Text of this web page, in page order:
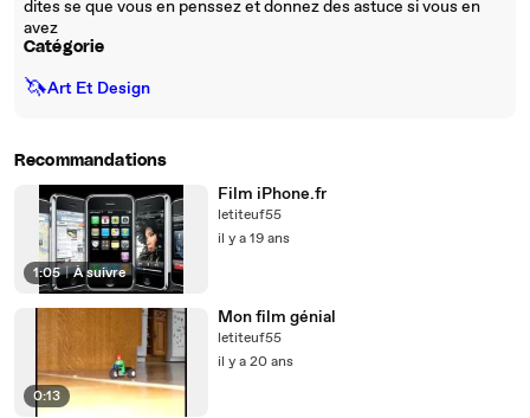
dites se que vous en penssez et donnez des astuce si vous en
avez
Catégorie
🦄Art Et Design
Recommandations
1:05 | À suivre
Film iPhone.fr
letiteuf55
il y a 19 ans
0:13
Mon film génial
letiteuf55
il y a 20 ans